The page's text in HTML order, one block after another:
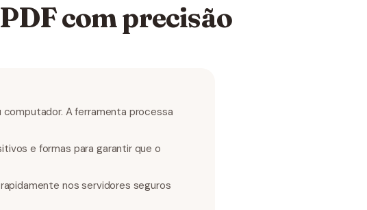
com precisão
A ferramenta processa
e formas para garantir que o
nos servidores seguros